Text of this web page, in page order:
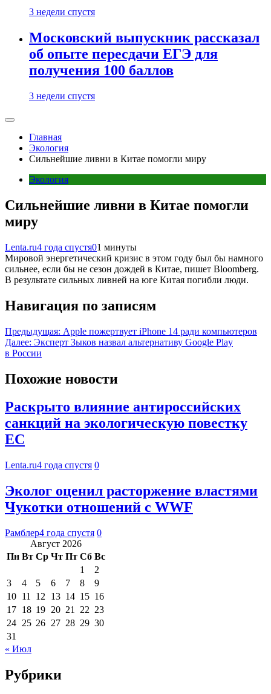
3 недели спустя
Московский выпускник рассказал
об опыте пересдачи ЕГЭ для
получения 100 баллов
3 недели спустя
Главная
Экология
Сильнейшие ливни в Китае помогли миру
Экология
Сильнейшие ливни в Китае помогли
миру
Lenta.ru4 года спустя01 минуты
Мировой энергетический кризис в этом году был бы намного
сильнее, если бы не сезон дождей в Китае, пишет Bloomberg.
В результате сильных ливней на юге Китая погибли люди.
Навигация по записям
Предыдущая: Apple пожертвует iPhone 14 ради компьютеров
Далее: Эксперт Зыков назвал альтернативу Google Play
в России
Похожие новости
Раскрыто влияние антироссийских
санкций на экологическую повестку
ЕС
Lenta.ru4 года спустя 0
Эколог оценил расторжение властями
Чукотки отношений с WWF
Рамблер4 года спустя 0
Август 2026
Пн Вт Ср Чт Пт Сб Вс
1
2
3
4 5 6 7 8
9
10 11 12 13 14 15 16
17 18 19 20 21 22 23
24 25 26 27 28 29 30
31
« Июл
Рубрики